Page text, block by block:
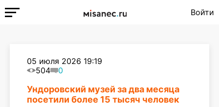
Войти
05 июля 2026 19:19
504
0
Ундоровский музей за два месяца
посетили более 15 тысяч человек